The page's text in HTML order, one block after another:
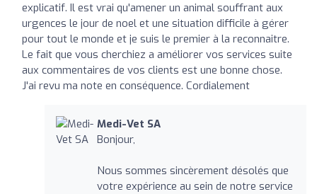
explicatif. Il est vrai qu'amener un animal souffrant aux
urgences le jour de noel et une situation difficile à gérer
pour tout le monde et je suis le premier à la reconnaitre.
Le fait que vous cherchiez a améliorer vos services suite
aux commentaires de vos clients est une bonne chose.
J'ai revu ma note en conséquence. Cordialement
Medi-Vet SA
Bonjour,
Nous sommes sincèrement désolés que
votre expérience au sein de notre service